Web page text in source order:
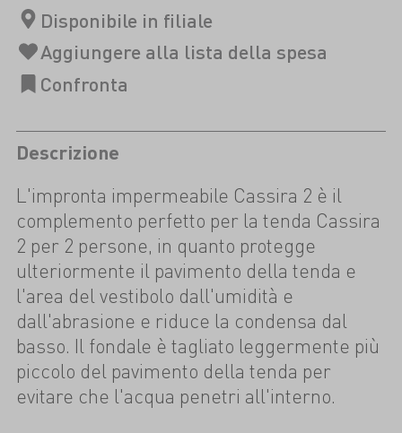
Descrizione
L'impronta impermeabile Cassira 2 è il
complemento perfetto per la tenda Cassira
2 per 2 persone, in quanto protegge
ulteriormente il pavimento della tenda e
l'area del vestibolo dall'umidità e
dall'abrasione e riduce la condensa dal
basso. Il fondale è tagliato leggermente più
piccolo del pavimento della tenda per
evitare che l'acqua penetri all'interno.